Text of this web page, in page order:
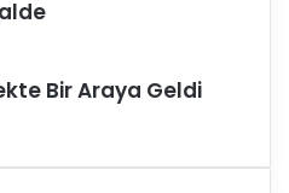
Bir Araya Geldi